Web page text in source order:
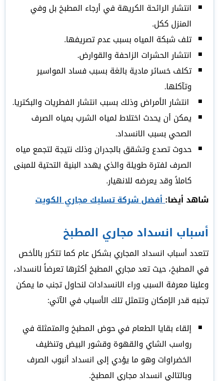
انتشار الرائحة الكريهة في أرجاء المطبخ بل وفي
المنزل ككل.
تلف شبكة المياه بسبب عدم تصريفها.
انتشار الحشرات الزاحفة والقوارض.
تكلف خسائر مادية بالغة بسبب فساد المواسير
وتآكلها.
انتشار الأمراض وذلك بسبب انتشار الفطريات والبكتريا.
يمكن أن يحدث اختلاط لمياه الشرب بمياه الصرف
الصحي بسبب الانسداد.
حدوث تصدع وتشقق بالجدران وذلك نتيجة لتجمع مياه
الصرف لفترة طويلة والذي يهدد البنية التحتية للمبنى
كاملاً وقد يعرضه للانهيار.
شاهد أيضا:أفضل شركة تسليك مجاري الكويت
أسباب انسداد مجاري المطبخ
تتعدد أسباب انسداد المجاري بشكل عام كما تتكرر بالأخص
في المطبخ، حيث تعد مجاري المطبخ أكثرها تعرضاً لانسداد،
وعلينا معرفة السبب وراء الانسدادات لنحاول تجنب ما يمكن
تجنبه قدر الإمكان وتتمثل تلك الأسباب في الآتي:
إلقاء بقايا الطعام في حوض المطبخ والمتمثلة في
رواسب الشاي والقهوة وقشور البيض وتنظيف
الخضراوات وهو ما يؤدي إلى انسداد أنبوب الصرف
وبالتالي انسداد مجاري المطبخ.